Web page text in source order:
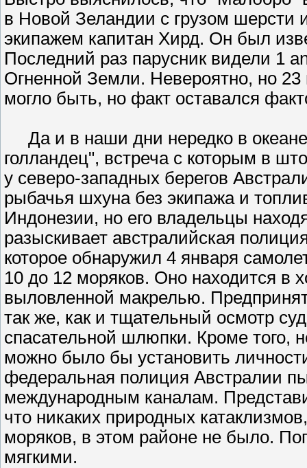
в Новой Зеландии с грузом
экипажем капитан Хирд. Он был
Последний раз парусник видели 1
Огненной Земли. Невероятно, но 23
могло быть, но факт оставался
Да и в наши дни нередко в океане
голландец", встреча с которым в
у северо-западных берегов
рыбачья шхуна без экипажа и
Индонезии, но его владельцы
разыскивает австралийская
которое обнаружил 4 января
10 до 12 моряков. Оно находится в
выловленной макрелью.
так же, как и тщательный осмотр
спасательной шлюпки. Кроме того,
можно было бы установить
федеральная полиция Австралии
международным каналам.
что никаких природных
моряков, в этом районе не было.
мягкими.